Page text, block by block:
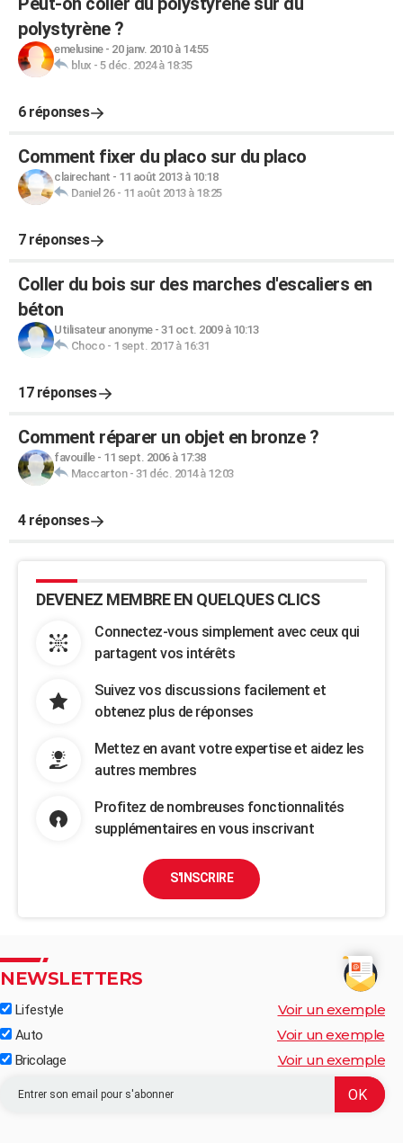
polystyrène ?
emelusine- 20 janv. 2010 à 14:55
blux - 5 déc. 2024 à 18:35
6 réponses
Comment fixer du placo sur du placo
clairechant - 11 août 2013 à 10:18
Daniel 26- 11 août 2013 à 18:25
7 réponses
Coller du bois sur des marches d'escaliers en
béton
Utilisateur anonyme- 31 oct. 2009 à 10:13
Choco- 1 sept. 2017 à 16:31
17 réponses
Comment réparer un objet en bronze ?
favouille- 11 sept. 2006 à 17:38
Maccarton- 31 déc. 2014 à 12:03
4 réponses
DEVENEZ MEMBRE EN QUELQUES CLICS
Connectez-vous simplement avec ceux qui
partagent vos intérêts
Suivez vos discussions facilement et
obtenez plus de réponses
Mettez en avant votre expertise et aidez les
autres membres
Profitez de nombreuses fonctionnalités
supplémentaires en vous inscrivant
S'INSCRIRE
NEWSLETTERS
Lifestyle Voir un exemple
Auto Voir un exemple
Bricolage Voir un exemple